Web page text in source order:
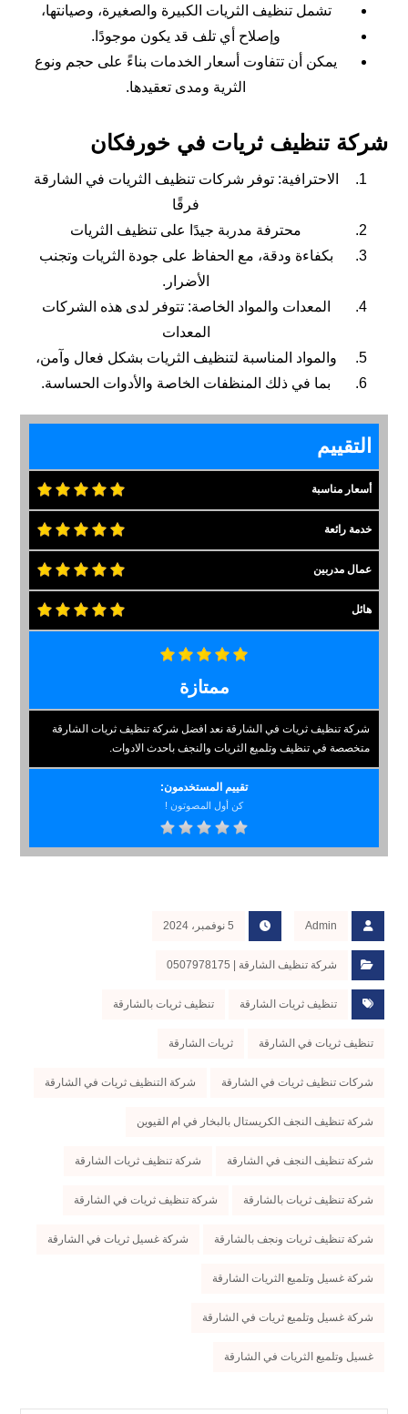
تشمل تنظيف الثريات الكبيرة والصغيرة، وصيانتها،
وإصلاح أي تلف قد يكون موجودًا.
يمكن أن تتفاوت أسعار الخدمات بناءً على حجم ونوع
الثرية ومدى تعقيدها.
شركة تنظيف ثريات في خورفكان
الاحترافية: توفر شركات تنظيف الثريات في الشارقة
فرقًا
محترفة مدربة جيدًا على تنظيف الثريات
بكفاءة ودقة، مع الحفاظ على جودة الثريات وتجنب
الأضرار.
المعدات والمواد الخاصة: تتوفر لدى هذه الشركات
المعدات
والمواد المناسبة لتنظيف الثريات بشكل فعال وآمن،
بما في ذلك المنظفات الخاصة والأدوات الحساسة.
التقييم
أسعار مناسبة
خدمة رائعة
عمال مدربين
هائل
ممتازة
شركة تنظيف ثريات في الشارقة نعد افضل شركة تنظيف ثريات الشارقة
متخصصة في تنظيف وتلميع الثريات والنجف باحدث الادوات.
تقييم المستخدمون:
كن أول المصوتون !
Admin 5 نوفمبر، 2024
شركة تنظيف الشارقة | 0507978175
تنظيف ثريات الشارقة تنظيف ثريات بالشارقة
تنظيف ثريات في الشارقة ثريات الشارقة
شركات تنظيف ثريات في الشارقة شركة التنظيف ثريات في الشارقة
شركة تنظيف النجف الكريستال بالبخار في ام القيوين
شركة تنظيف النجف في الشارقة شركة تنظيف ثريات الشارقة
شركة تنظيف ثريات بالشارقة شركة تنظيف ثريات في الشارقة
شركة تنظيف ثريات ونجف بالشارقة شركة غسيل ثريات في الشارقة
شركة غسيل وتلميع الثريات الشارقة
شركة غسيل وتلميع ثريات في الشارقة
غسيل وتلميع الثريات في الشارقة